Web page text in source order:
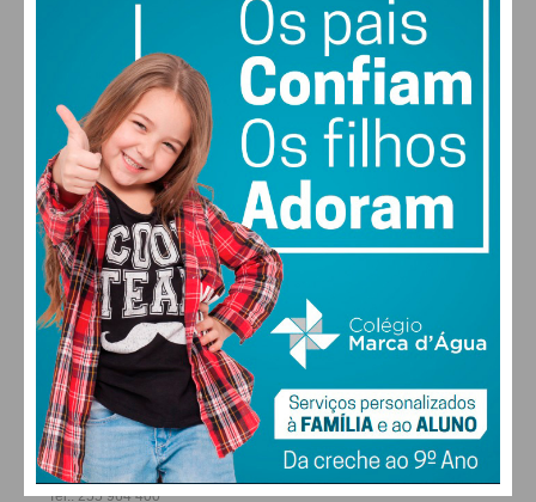
SEG TER
32°
QUA
31
QUI
ALTERAR
FARMACIAS DE SERVIÇO EM PAÇOS DE
FERREIRA